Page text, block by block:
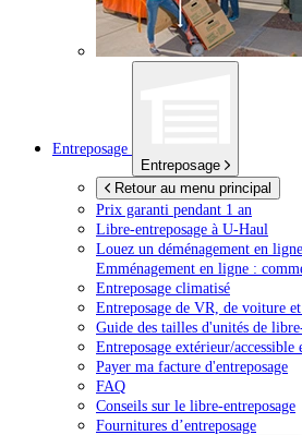
Entreposage
Entreposage
Retour au menu principal
Prix garanti pendant 1 an
Libre-entreposage à U-Haul
Louez un déménagement en
Emménagement en ligne :
Entreposage climatisé
Entreposage de VR, de voiture et
Guide des tailles d'unités de
Entreposage extérieur/accessible
Payer ma facture d'entreposage
FAQ
Conseils sur le libre-entreposage
Fournitures d’entreposage